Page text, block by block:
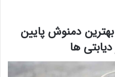
دمنوش پایین
ها